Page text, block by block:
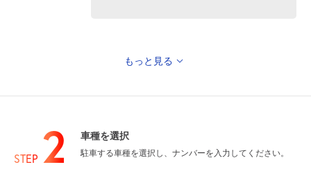
8月12日 (水) 休
もっと見る
STEP 2 車種を選択
駐車する車種を選択し、ナンバーを入力してください。